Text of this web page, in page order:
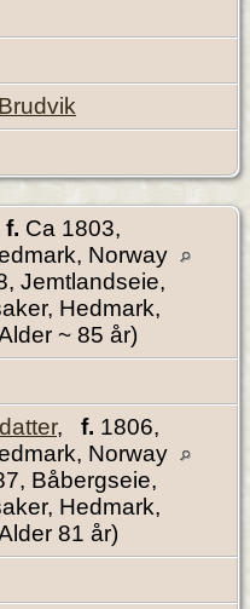
Brudvik
f. Ca 1803,
Norway
Jemtlandseie,
Hedmark,
~ 85 år)
, f. 1806,
Norway
Båbergseie,
Hedmark,
81 år)